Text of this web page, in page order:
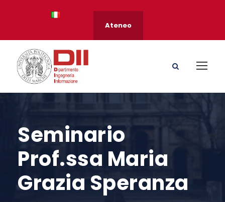
Ateneo
Seminario
Prof.ssa Maria
Grazia Speranza